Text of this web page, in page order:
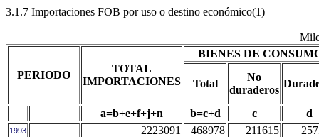
3.1.7 Importaciones FOB por uso o destino económico(1)
PERIODO
TOTAL
IMPORTACIONES
BIENES DE
Total
No
duraderos
a=b+e+f+j+n b=c+d c d
1993 2223091 468978 211615